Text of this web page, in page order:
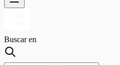
Buscar en